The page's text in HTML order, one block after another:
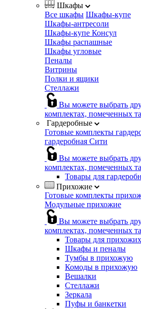
Шкафы
Все шкафы Шкафы-купе
Шкафы-антресоли
Шкафы-купе Консул
Шкафы распашные
Шкафы угловые
Пеналы
Витрины
Полки и ящики
Стеллажи
Вы можете выбрать
комплектах, помеченных
Гардеробные
Готовые комплекты
гардеробная Сити
Вы можете выбрать
комплектах, помеченных
Товары для
Прихожие
Готовые комплекты
Модульные прихожие
Вы можете выбрать
комплектах, помеченных
Товары для прихожих
Шкафы и пеналы
Тумбы в прихожую
Комоды в прихожую
Вешалки
Стеллажи
Зеркала
Пуфы и банкетки